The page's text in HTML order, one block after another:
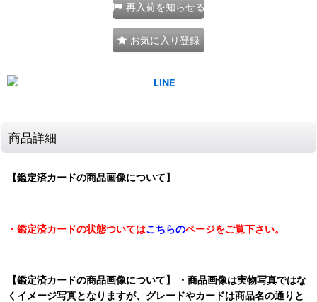
再入荷を知らせる
お気に入り登録
商品詳細
【鑑定済カードの商品画像について】
・鑑定済カードの状態ついてはこちらのページをご覧下さい。
【鑑定済カードの商品画像について】 ・商品画像は実物写真ではな
くイメージ写真となりますが、グレードやカードは商品名の通りと